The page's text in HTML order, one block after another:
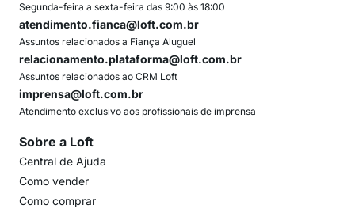
Segunda-feira a sexta-feira das 9:00 às 18:00
atendimento.fianca@loft.com.br
Assuntos relacionados a Fiança Aluguel
relacionamento.plataforma@loft.com.br
Assuntos relacionados ao CRM Loft
imprensa@loft.com.br
Atendimento exclusivo aos profissionais de imprensa
Sobre a Loft
Central de Ajuda
Como vender
Como comprar